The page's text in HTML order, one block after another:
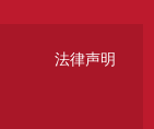
法律声明